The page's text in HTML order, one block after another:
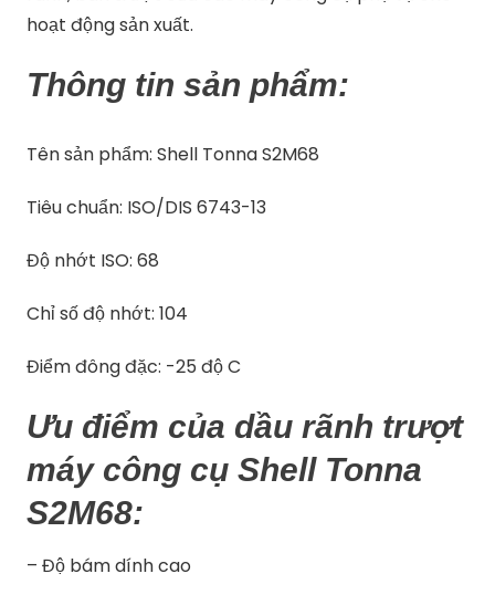
hoạt động sản xuất.
Thông tin sản phẩm:
Tên sản phẩm: Shell Tonna S2M68
Tiêu chuẩn: ISO/DIS 6743-13
Độ nhớt ISO: 68
Chỉ số độ nhớt: 104
Điểm đông đặc: -25 độ C
Ưu điểm của dầu rãnh trượt
máy công cụ Shell Tonna
S2M68:
– Độ bám dính cao